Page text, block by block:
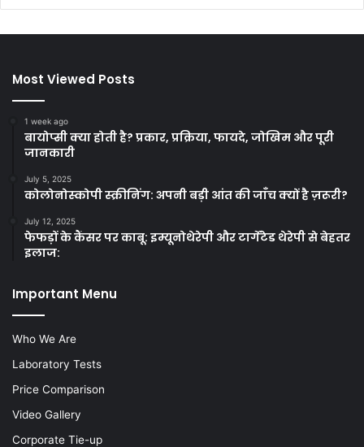
Most Viewed Posts
1 week ago
बायोप्सी क्या होती है? प्रकार, प्रक्रिया, फायदे, जोखिम और पूरी
जानकारी
July 5, 2025
कोलोनोस्कोपी स्क्रीनिंग: अपनी बड़ी आंत की जाँच क्यों है ज़रूरी?
July 12, 2025
फेफड़ों के कैंसर पर काबू: इम्यूनोथेरेपी और टार्गेटेड थेरेपी से बेहतर
इलाज:
Important Menu
Who We Are
Laboratory Tests
Price Comparison
Video Gallery
Corporate Tie-up